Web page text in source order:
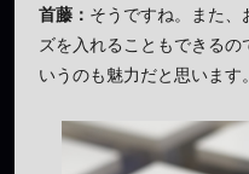
首藤： そうですね。また、
ズを入れることもできる
いうのも魅力だと思います。